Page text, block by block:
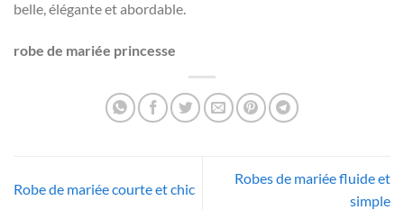
belle, élégante et abordable.
robe de mariée princesse
Robe de mariée courte et chic
Robes de mariée fluide et
simple